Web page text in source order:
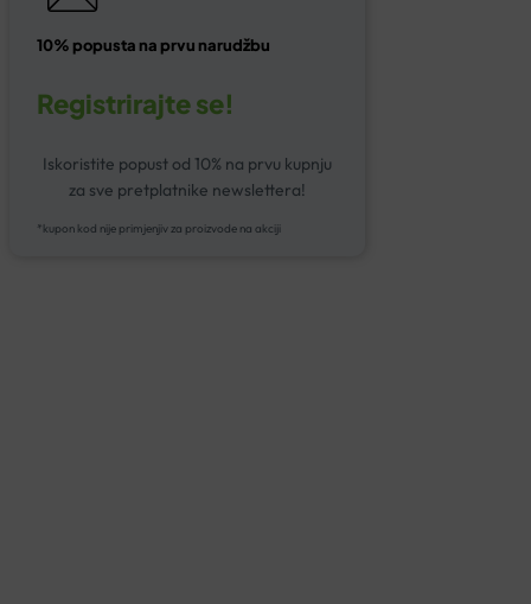
10% popusta na prvu narudžbu
Registrirajte se!
Iskoristite popust od 10% na prvu kupnju
za sve pretplatnike newslettera!
*kupon kod nije primjenjiv za proizvode na akciji